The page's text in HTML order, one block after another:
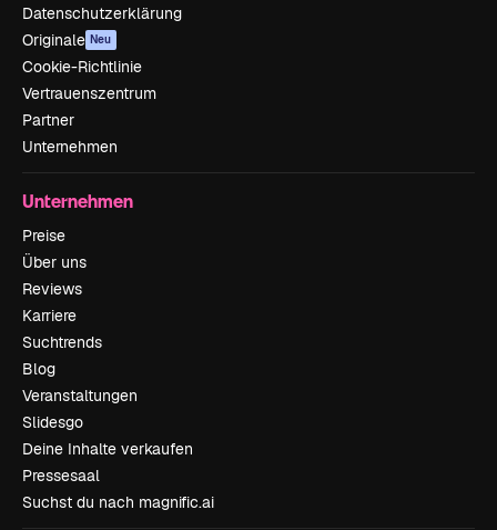
Datenschutzerklärung
Originale Neu
Cookie-Richtlinie
Vertrauenszentrum
Partner
Unternehmen
Unternehmen
Preise
Über uns
Reviews
Karriere
Suchtrends
Blog
Veranstaltungen
Slidesgo
Deine Inhalte verkaufen
Pressesaal
Suchst du nach magnific.ai